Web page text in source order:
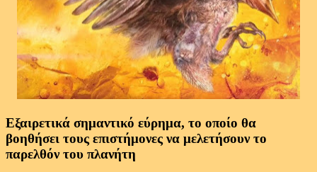
Εξαιρετικά σημαντικό εύρημα, το οποίο θα
βοηθήσει τους επιστήμονες να μελετήσουν το
παρελθόν του πλανήτη